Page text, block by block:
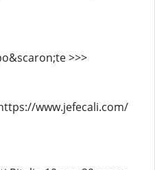
>>>
www.jefecali.com/